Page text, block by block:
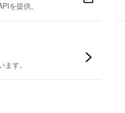
を提供。
す。